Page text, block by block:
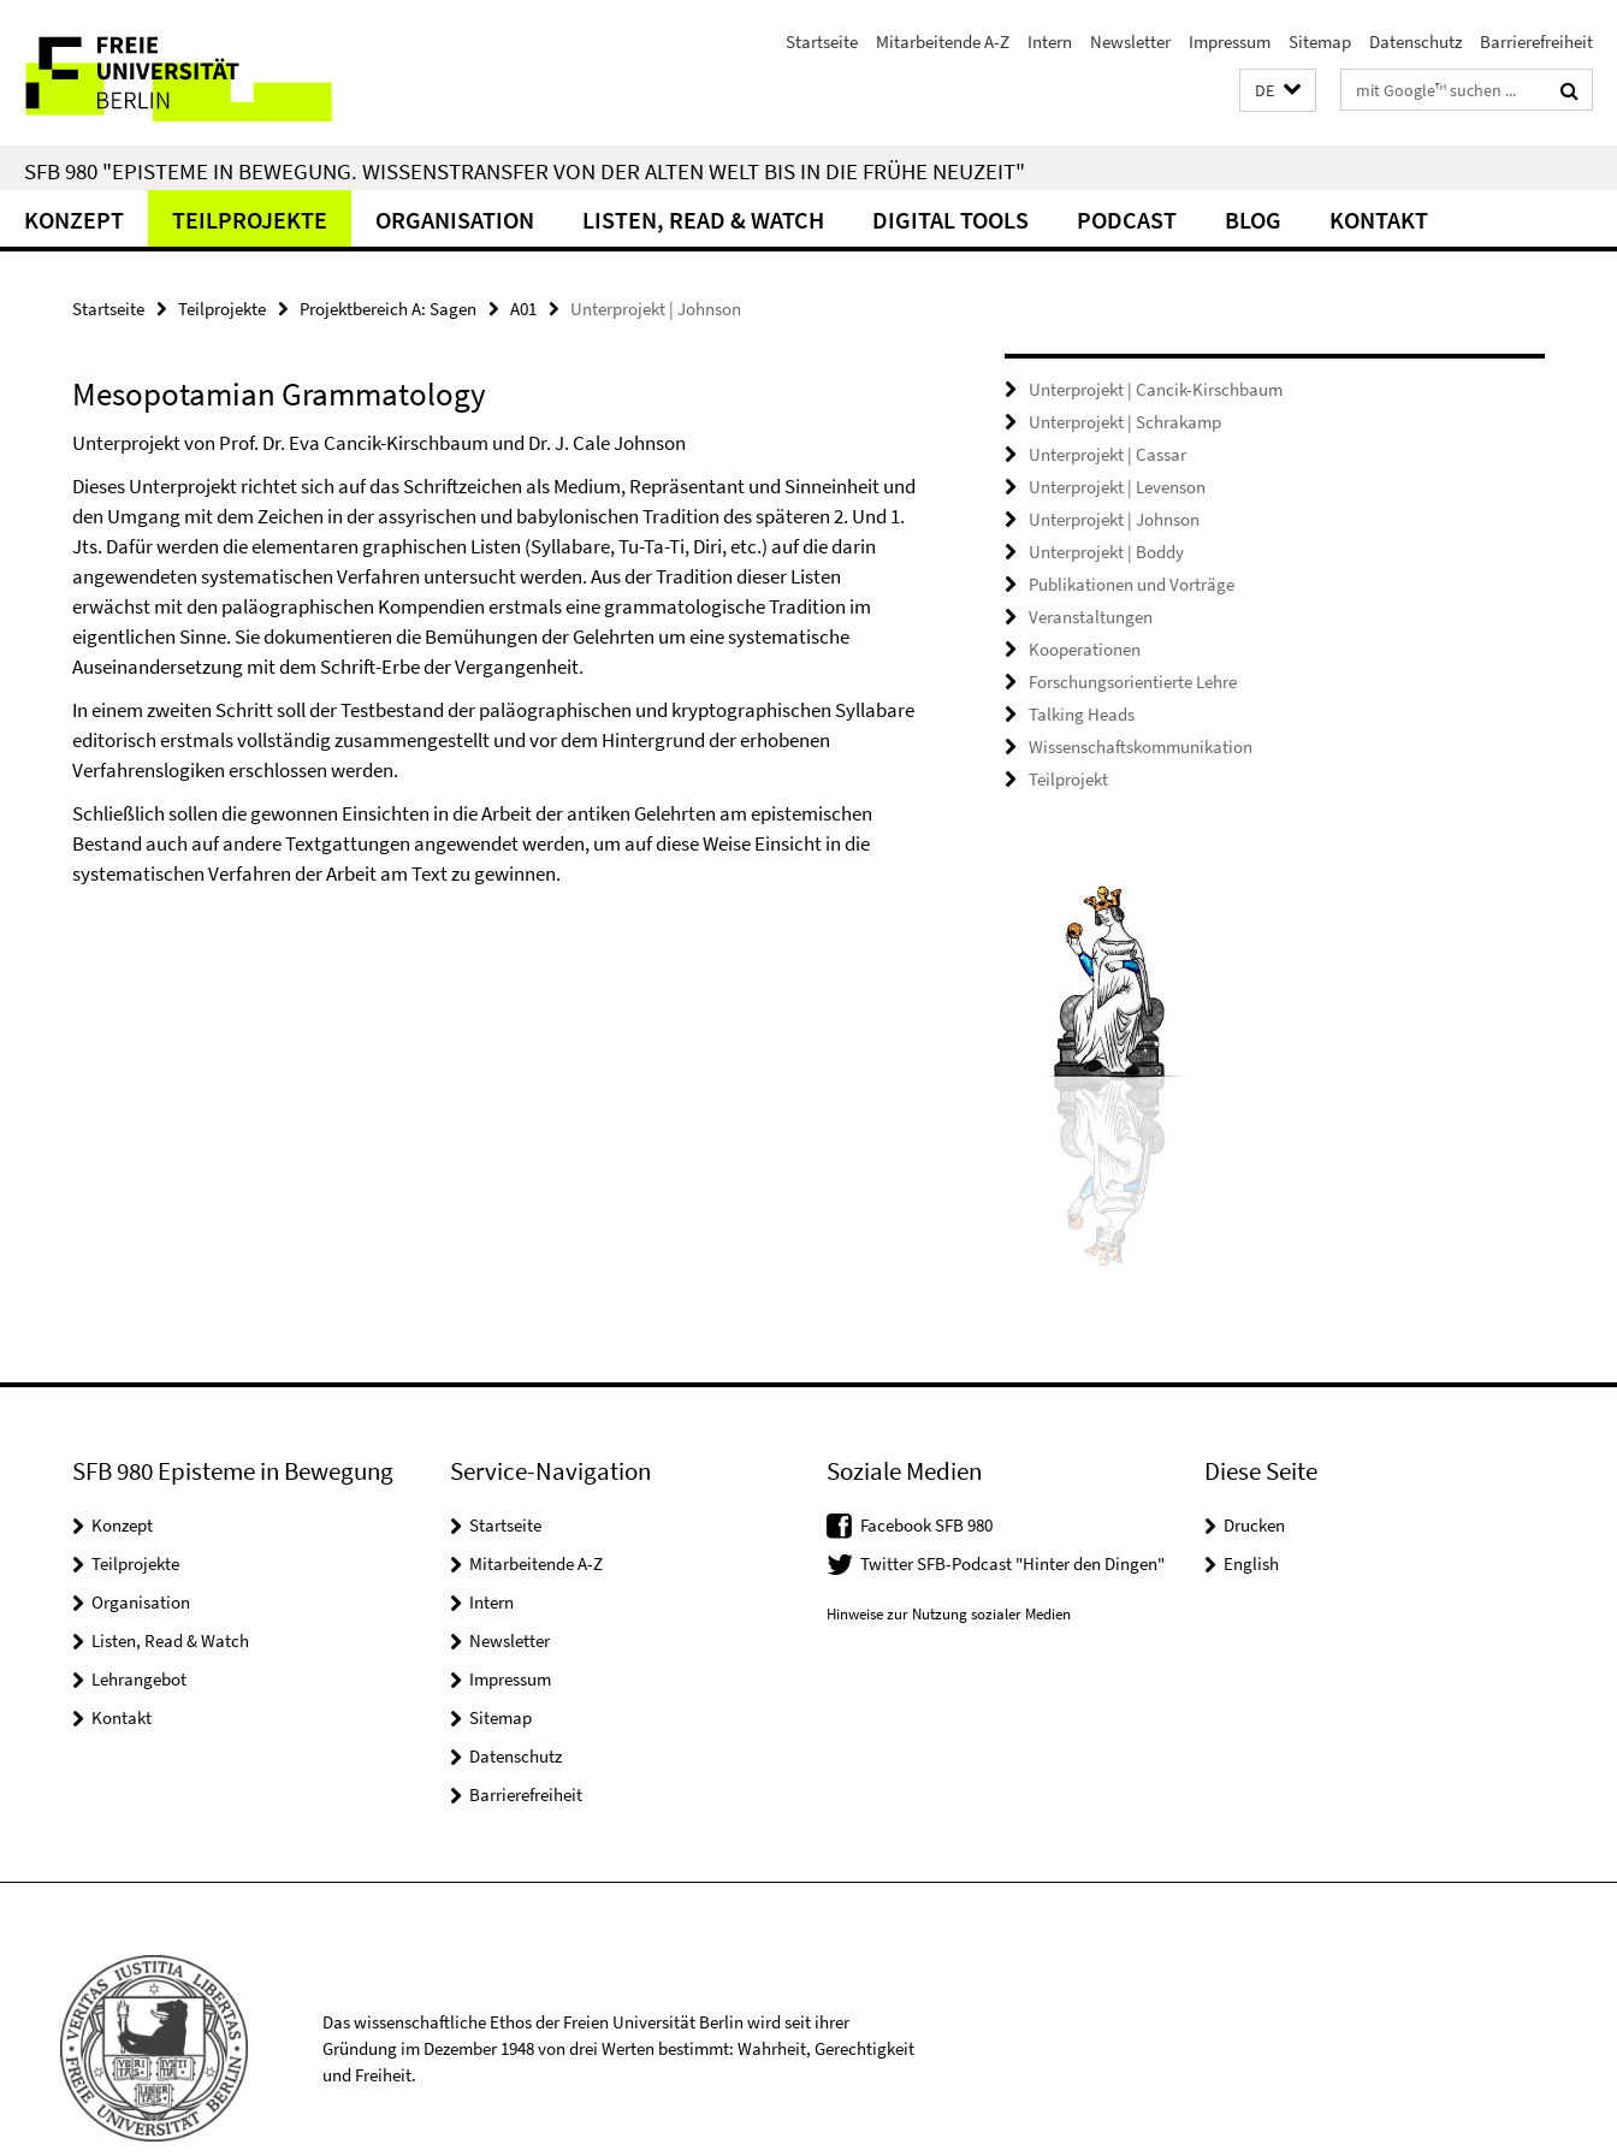
direkt
Inhalt
Service-
Navigation
Startseite Mitarbeitende A-Z Intern Newsletter Impressum Sitemap Datenschutz Barrierefreiheit
DE Suchbegriffe
SFB 980 "EPISTEME IN BEWEGUNG. WISSENSTRANSFER VON DER ALTEN WELT BIS IN DIE FRÜHE NEUZEIT"
KONZEPT TEILPROJEKTE ORGANISATION LISTEN, READ & WATCH DIGITAL TOOLS PODCAST BLOG KONTAKT
Startseite Teilprojekte Projektbereich A: Sagen A01 Unterprojekt | Johnson
Mesopotamian Grammatology
Unterprojekt von Prof. Dr. Eva Cancik-Kirschbaum und Dr. J. Cale Johnson
Dieses Unterprojekt richtet sich auf das Schriftzeichen als Medium, Repräsentant und Sinneinheit und
den Umgang mit dem Zeichen in der assyrischen und babylonischen Tradition des späteren 2. Und 1.
Jts. Dafür werden die elementaren graphischen Listen (Syllabare, Tu-Ta-Ti, Diri, etc.) auf die darin
angewendeten systematischen Verfahren untersucht werden. Aus der Tradition dieser Listen
erwächst mit den paläographischen Kompendien erstmals eine grammatologische Tradition im
eigentlichen Sinne. Sie dokumentieren die Bemühungen der Gelehrten um eine systematische
Auseinandersetzung mit dem Schrift-Erbe der Vergangenheit.
In einem zweiten Schritt soll der Testbestand der paläographischen und kryptographischen Syllabare
editorisch erstmals vollständig zusammengestellt und vor dem Hintergrund der erhobenen
Verfahrenslogiken erschlossen werden.
Schließlich sollen die gewonnen Einsichten in die Arbeit der antiken Gelehrten am epistemischen
Bestand auch auf andere Textgattungen angewendet werden, um auf diese Weise Einsicht in die
systematischen Verfahren der Arbeit am Text zu gewinnen.
Unterprojekt | Cancik-Kirschbaum
Unterprojekt | Schrakamp
Unterprojekt | Cassar
Unterprojekt | Levenson
Unterprojekt | Johnson
Unterprojekt | Boddy
Publikationen und Vorträge
Veranstaltungen
Kooperationen
Forschungsorientierte Lehre
Talking Heads
Wissenschaftskommunikation
Teilprojekt
SFB 980 Episteme in Bewegung
Konzept
Teilprojekte
Organisation
Listen, Read & Watch
Lehrangebot
Kontakt
Service-Navigation
Startseite
Mitarbeitende A-Z
Intern
Newsletter
Impressum
Sitemap
Datenschutz
Barrierefreiheit
Soziale Medien
Facebook SFB 980
Twitter SFB-Podcast "Hinter den Dingen"
Hinweise zur Nutzung sozialer Medien
Diese Seite
Drucken
English
Das wissenschaftliche Ethos der Freien Universität Berlin wird seit ihrer
Gründung im Dezember 1948 von drei Werten bestimmt: Wahrheit, Gerechtigkeit
und Freiheit.